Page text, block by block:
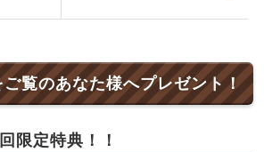
覧のあなた様へプレゼント！
限定特典！！